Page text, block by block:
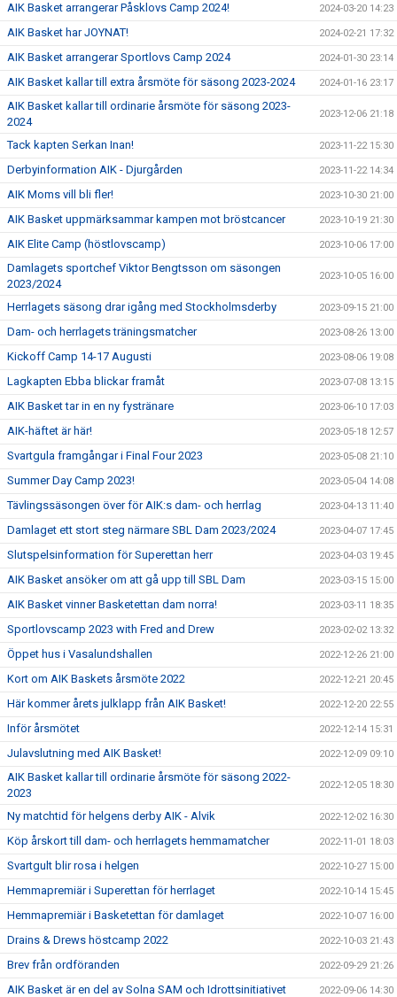
AIK Basket arrangerar Påsklovs Camp 2024! 2024-03-20 14:23
AIK Basket har JOYNAT! 2024-02-21 17:32
AIK Basket arrangerar Sportlovs Camp 2024 2024-01-30 23:14
AIK Basket kallar till extra årsmöte för säsong 2023-2024 2024-01-16 23:17
AIK Basket kallar till ordinarie årsmöte för säsong 2023-
2024
2023-12-06 21:18
Tack kapten Serkan Inan! 2023-11-22 15:30
Derbyinformation AIK - Djurgården 2023-11-22 14:34
AIK Moms vill bli fler! 2023-10-30 21:00
AIK Basket uppmärksammar kampen mot bröstcancer 2023-10-19 21:30
AIK Elite Camp (höstlovscamp) 2023-10-06 17:00
Damlagets sportchef Viktor Bengtsson om säsongen
2023/2024
2023-10-05 16:00
Herrlagets säsong drar igång med Stockholmsderby 2023-09-15 21:00
Dam- och herrlagets träningsmatcher 2023-08-26 13:00
Kickoff Camp 14-17 Augusti 2023-08-06 19:08
Lagkapten Ebba blickar framåt 2023-07-08 13:15
AIK Basket tar in en ny fystränare 2023-06-10 17:03
AIK-häftet är här! 2023-05-18 12:57
Svartgula framgångar i Final Four 2023 2023-05-08 21:10
Summer Day Camp 2023! 2023-05-04 14:08
Tävlingssäsongen över för AIK:s dam- och herrlag 2023-04-13 11:40
Damlaget ett stort steg närmare SBL Dam 2023/2024 2023-04-07 17:45
Slutspelsinformation för Superettan herr 2023-04-03 19:45
AIK Basket ansöker om att gå upp till SBL Dam 2023-03-15 15:00
AIK Basket vinner Basketettan dam norra! 2023-03-11 18:35
Sportlovscamp 2023 with Fred and Drew 2023-02-02 13:32
Öppet hus i Vasalundshallen 2022-12-26 21:00
Kort om AIK Baskets årsmöte 2022 2022-12-21 20:45
Här kommer årets julklapp från AIK Basket! 2022-12-20 22:55
Inför årsmötet 2022-12-14 15:31
Julavslutning med AIK Basket! 2022-12-09 09:10
AIK Basket kallar till ordinarie årsmöte för säsong 2022-
2023
2022-12-05 18:30
Ny matchtid för helgens derby AIK - Alvik 2022-12-02 16:30
Köp årskort till dam- och herrlagets hemmamatcher 2022-11-01 18:03
Svartgult blir rosa i helgen 2022-10-27 15:00
Hemmapremiär i Superettan för herrlaget 2022-10-14 15:45
Hemmapremiär i Basketettan för damlaget 2022-10-07 16:00
Drains & Drews höstcamp 2022 2022-10-03 21:43
Brev från ordföranden 2022-09-29 21:26
AIK Basket är en del av Solna SAM och Idrottsinitiativet 2022-09-06 14:30